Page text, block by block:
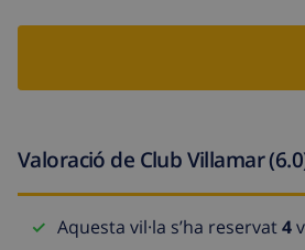
Valoració de Club Villamar
Aquesta vil·la s’ha reservat4